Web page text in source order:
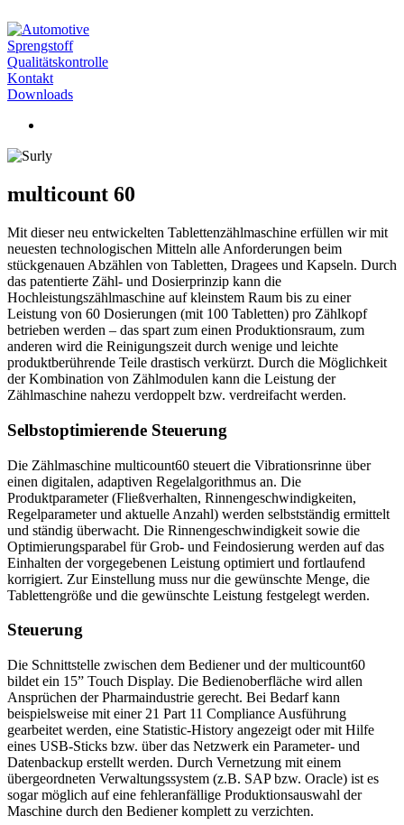
Sprengstoff
Qualitätskontrolle
Kontakt
Downloads
multicount 60
Mit dieser neu entwickelten Tablettenzählmaschine erfüllen wir mit
neuesten technologischen Mitteln alle Anforderungen beim
stückgenauen Abzählen von Tabletten, Dragees und Kapseln. Durch
das patentierte Zähl- und Dosierprinzip kann die
Hochleistungszählmaschine auf kleinstem Raum bis zu einer
Leistung von 60 Dosierungen (mit 100 Tabletten) pro Zählkopf
betrieben werden – das spart zum einen Produktionsraum, zum
anderen wird die Reinigungszeit durch wenige und leichte
produktberührende Teile drastisch verkürzt. Durch die Möglichkeit
der Kombination von Zählmodulen kann die Leistung der
Zählmaschine nahezu verdoppelt bzw. verdreifacht werden.
Selbstoptimierende Steuerung
Die Zählmaschine multicount60 steuert die Vibrationsrinne über
einen digitalen, adaptiven Regelalgorithmus an. Die
Produktparameter (Fließverhalten, Rinnengeschwindigkeiten,
Regelparameter und aktuelle Anzahl) werden selbstständig ermittelt
und ständig überwacht. Die Rinnengeschwindigkeit sowie die
Optimierungsparabel für Grob- und Feindosierung werden auf das
Einhalten der vorgegebenen Leistung optimiert und fortlaufend
korrigiert. Zur Einstellung muss nur die gewünschte Menge, die
Tablettengröße und die gewünschte Leistung festgelegt werden.
Steuerung
Die Schnittstelle zwischen dem Bediener und der multicount60
bildet ein 15” Touch Display. Die Bedienoberfläche wird allen
Ansprüchen der Pharmaindustrie gerecht. Bei Bedarf kann
beispielsweise mit einer 21 Part 11 Compliance Ausführung
gearbeitet werden, eine Statistic-History angezeigt oder mit Hilfe
eines USB-Sticks bzw. über das Netzwerk ein Parameter- und
Datenbackup erstellt werden. Durch Vernetzung mit einem
übergeordneten Verwaltungssystem (z.B. SAP bzw. Oracle) ist es
sogar möglich auf eine fehleranfällige Produktionsauswahl der
Maschine durch den Bediener komplett zu verzichten.